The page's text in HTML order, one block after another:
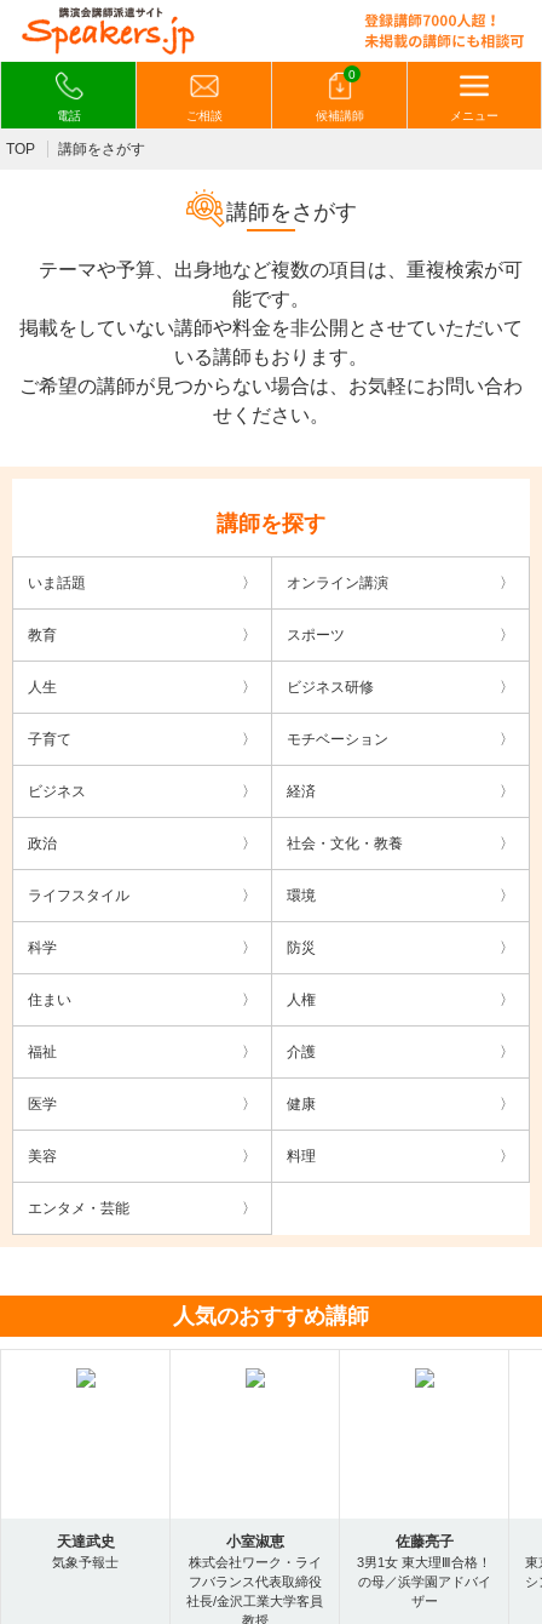
電話 ご相談
0
候補講師 メニュー
TOP 講師をさがす
講師をさがす
テーマや予算、出身地など複数の項目は、重複検索が可
能です。
掲載をしていない講師や料金を非公開とさせていただいて
いる講師もおります。
ご希望の講師が見つからない場合は、お気軽にお問い合わ
せください。
講師を探す
いま話題 オンライン講演
教育 スポーツ
人生 ビジネス研修
子育て モチベーション
ビジネス 経済
政治 社会・文化・教養
ライフスタイル 環境
科学 防災
住まい 人権
福祉 介護
医学 健康
美容 料理
エンタメ・芸能
人気のおすすめ講師
天達武史
気象予報士
小室淑恵
株式会社ワーク・ライ
フバランス代表取締役
社長/金沢工業大学客員
教授
佐藤亮子
3男1女 東大理Ⅲ合格！
の母／浜学園アドバイ
ザー
東
シ